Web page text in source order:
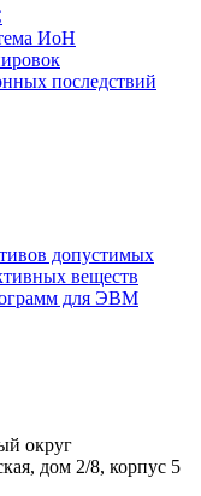
ИоН
последствий
допустимых
веществ
для ЭВМ
округ
дом 2/8, корпус 5